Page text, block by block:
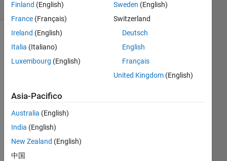
(30 giorni)
こ
ん
ち
は
Finland (English)
France (Français)
Ireland (English)
Italia (Italiano)
Luxembourg (English)
Sweden (English)
Switzerland
Deutsch
English
Français
United Kingdom(English)
Asia-Pacifico
Australia (English)
India (English)
New Zealand (English)
中国